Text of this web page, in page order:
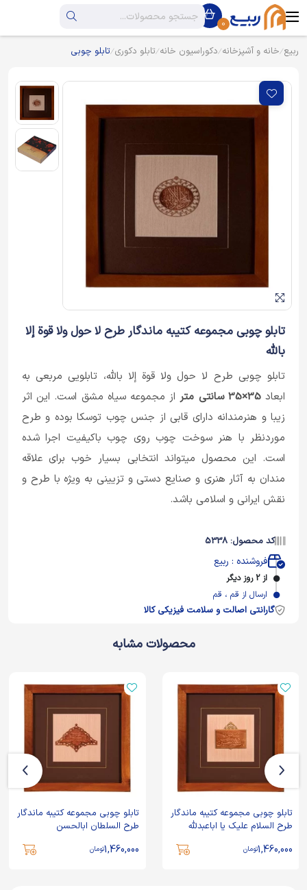
0
ربیع خانه و آشپزخانه دکوراسیون خانه تابلو دکوری تابلو چوبی
تابلو چوبی مجموعه کتیبه ماندگار طرح لا حول ولا قوة إلا
بالله
تابلو چوبی طرح لا حول ولا قوة إلا بالله، تابلویی مربعی به
ابعاد35×35 سانتی متر
از مجموعه سیاه مشق است. این اثر
زیبا و هنرمندانه دارای قابی از جنس چوب توسکا بوده و طرح
موردنظر با هنر سوخت چوب روی چوب باکیفیت اجرا شده
است. این محصول میتواند انتخابی بسیار خوب برای علاقه
مندان به آثار هنری و صنایع دستی و تزیینی به ویژه با طرح و
نقش ایرانی و اسلامی باشد.
کد محصول: 5338
فروشنده : ربیع
از 2 روز دیگر
ارسال از قم ، قم
گارانتی اصالت و سلامت فیزیکی کالا
محصولات مشابه
تابلو چوبی مجموعه کتیبه ماندگار
طرح السلام علیک یا اباعبدلله
1,460,000تومان
تابلو چوبی مجموعه کتیبه ماندگار
طرح السلطان ابالحسن
1,460,000تومان